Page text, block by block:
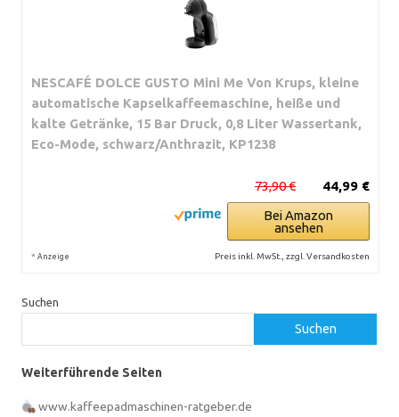
NESCAFÉ DOLCE GUSTO Mini Me Von Krups, kleine
automatische Kapselkaffeemaschine, heiße und
kalte Getränke, 15 Bar Druck, 0,8 Liter Wassertank,
Eco-Mode, schwarz/Anthrazit, KP1238
44,99 €
73,90 €
Bei Amazon
ansehen
* Anzeige Preis inkl. MwSt., zzgl. Versandkosten
Suchen
Suchen
Weiterführende Seiten
www.kaffeepadmaschinen-ratgeber.de